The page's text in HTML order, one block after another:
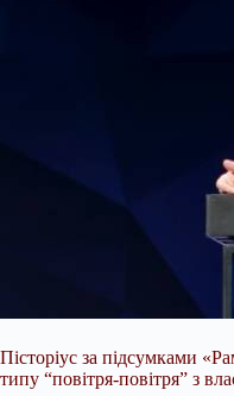
Пісторіус за підсумками
типу “повітря-повітря” з